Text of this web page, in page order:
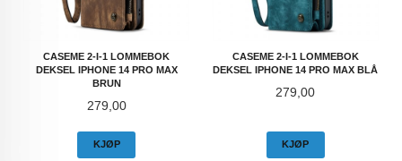
CASEME 2-I-1 LOMMEBOK
DEKSEL IPHONE 14 PRO MAX
BRUN
Pris
279,00
KJØP
CASEME 2-I-1 LOMMEBOK
DEKSEL IPHONE 14 PRO MAX BLÅ
Pris
279,00
KJØP